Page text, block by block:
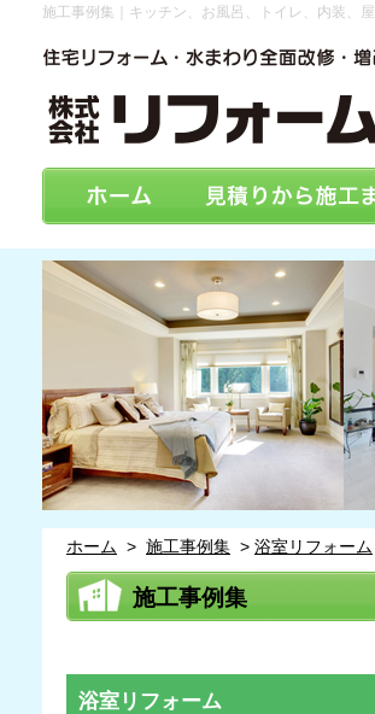
施工事例集｜キッチン、お風呂、トイレ、内装、
ホーム > 施工事例集 > 浴室リフォーム
施工事例集
浴室リフォーム